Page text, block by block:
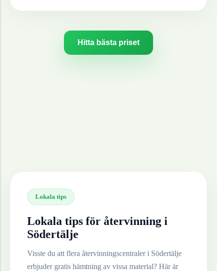
Hitta bästa priset
Lokala tips
Lokala tips för återvinning i
Södertälje
Visste du att flera återvinningscentraler i Södertälje
erbjuder gratis hämtning av vissa material? Här är